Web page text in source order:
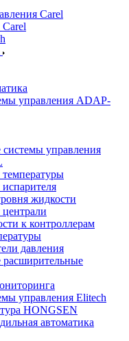
Carel
управления ADAP-
управления
жидкости
к контроллерам
давления
управления Elitech
HONGSEN
автоматика